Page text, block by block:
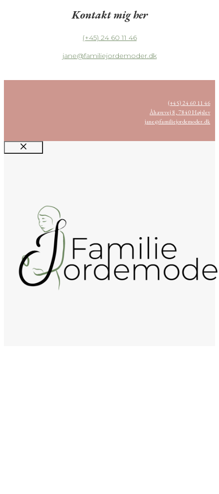
Kontakt mig her
(+45) 24 60 11 46
jane@familiejordemoder.dk
(+45) 24 60 11 46
Åhavevej 8, 7840 Højslev
jane@familiejordemoder.dk
Luk